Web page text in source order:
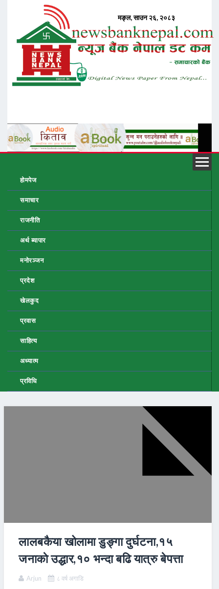
होमपेज
समाचार
राजनीति
अर्थ ब्यापार
मनोरञ्जन
प्रदेश
खेलकुद
प्रवास
साहित्य
अध्यात्म
प्रविधि
लालबकैया खोलामा डुङ्गा दुर्घटना,१५
जनाकाे उद्धार,१० भन्दा बढि यात्रु बेपत्ता
Arjun ८ वर्ष अगाडि